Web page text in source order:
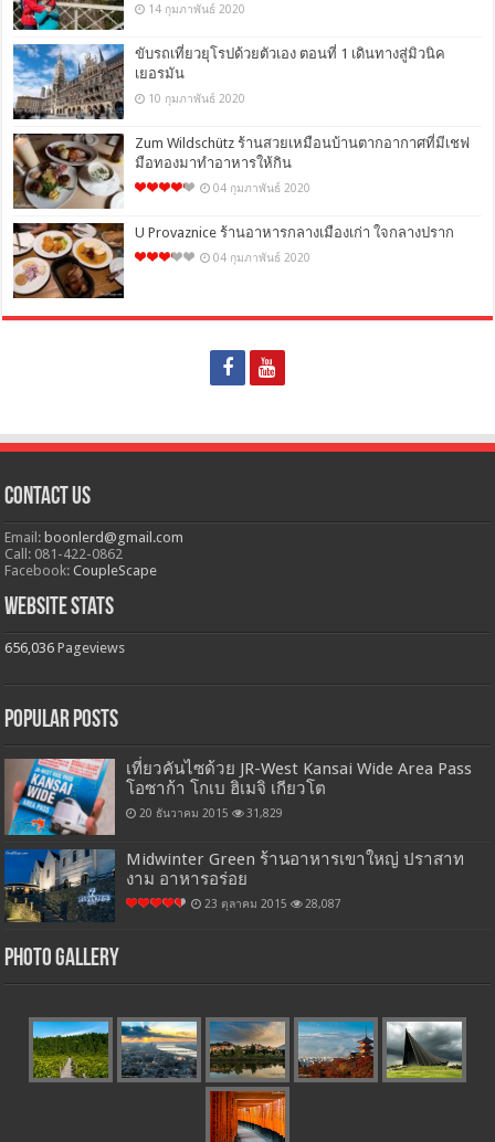
14 กุมภาพันธ์ 2020
ขับรถเที่ยวยุโรปด้วยตัวเอง ตอนที่ 1 เดินทางสู่มิวนิค
เยอรมัน
10 กุมภาพันธ์ 2020
Zum Wildschütz ร้านสวยเหมือนบ้านตากอากาศที่มีเชฟ
มือทองมาทำอาหารให้กิน
04 กุมภาพันธ์ 2020
U Provaznice ร้านอาหารกลางเมืองเก่า ใจกลางปราก
04 กุมภาพันธ์ 2020
Contact Us
Email: boonlerd@gmail.com
Call: 081-422-0862
Facebook:CoupleScape
Website Stats
656,036 Pageviews
Popular Posts
เที่ยวคันไซด้วย JR-West Kansai Wide Area Pass
โอซาก้า โกเบ ฮิเมจิ เกียวโต
20 ธันวาคม 2015 31,829
Midwinter Green ร้านอาหารเขาใหญ่ ปราสาท
งาม อาหารอร่อย
23 ตุลาคม 2015 28,087
Photo Gallery